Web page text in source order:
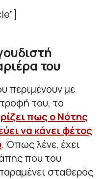
του
περιμένουν με
του, το
πως ο Νότης
να κάνει φέτος
. Όπως λένε, έχει
που του
σταθερός